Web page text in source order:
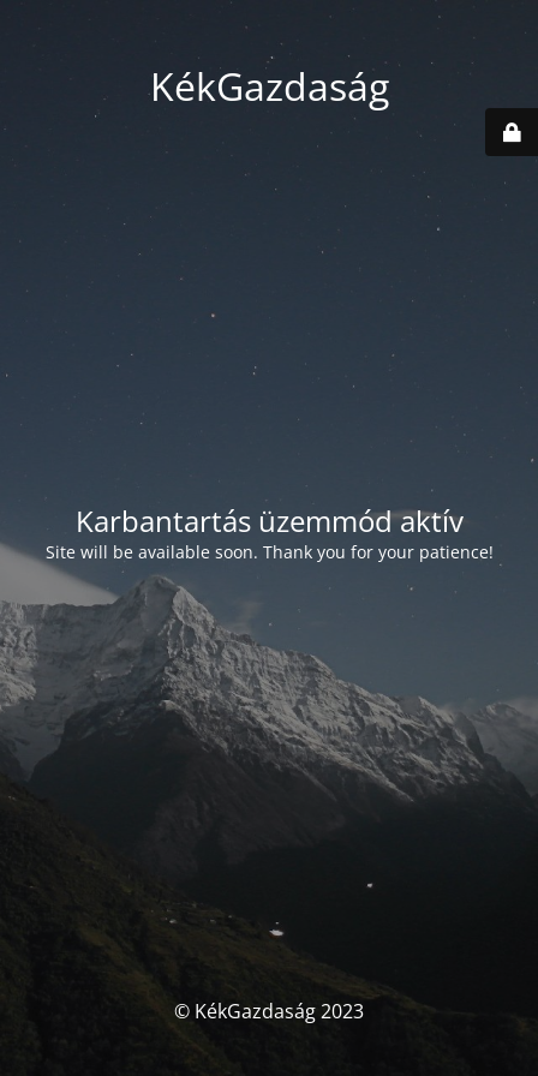
KékGazdaság
Karbantartás üzemmód aktív
Site will be available soon. Thank you for your patience!
© KékGazdaság 2023